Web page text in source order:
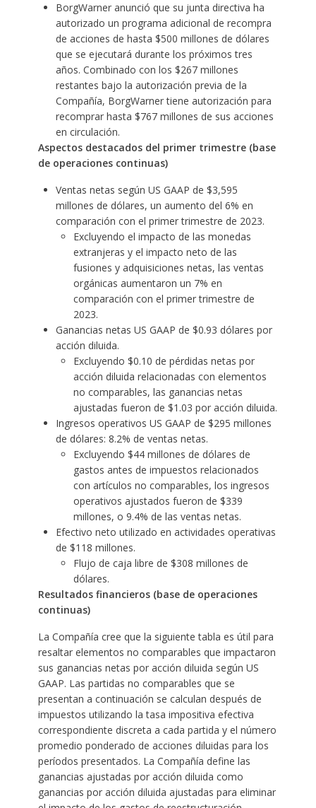
BorgWarner anunció que su junta directiva ha
autorizado un programa adicional de recompra
de acciones de hasta $500 millones de dólares
que se ejecutará durante los próximos tres
años. Combinado con los $267 millones
restantes bajo la autorización previa de la
Compañía, BorgWarner tiene autorización para
recomprar hasta $767 millones de sus acciones
en circulación.
Aspectos destacados del primer trimestre (base
de operaciones continuas)
Ventas netas según US GAAP de $3,595
millones de dólares, un aumento del 6% en
comparación con el primer trimestre de 2023.
Excluyendo el impacto de las monedas
extranjeras y el impacto neto de las
fusiones y adquisiciones netas, las ventas
orgánicas aumentaron un 7% en
comparación con el primer trimestre de
2023.
Ganancias netas US GAAP de $0.93 dólares por
acción diluida.
Excluyendo $0.10 de pérdidas netas por
acción diluida relacionadas con elementos
no comparables, las ganancias netas
ajustadas fueron de $1.03 por acción diluida.
Ingresos operativos US GAAP de $295 millones
de dólares: 8.2% de ventas netas.
Excluyendo $44 millones de dólares de
gastos antes de impuestos relacionados
con artículos no comparables, los ingresos
operativos ajustados fueron de $339
millones, o 9.4% de las ventas netas.
Efectivo neto utilizado en actividades operativas
de $118 millones.
Flujo de caja libre de $308 millones de
dólares.
Resultados financieros (base de operaciones
continuas)
La Compañía cree que la siguiente tabla es útil para
resaltar elementos no comparables que impactaron
sus ganancias netas por acción diluida según US
GAAP. Las partidas no comparables que se
presentan a continuación se calculan después de
impuestos utilizando la tasa impositiva efectiva
correspondiente discreta a cada partida y el número
promedio ponderado de acciones diluidas para los
períodos presentados. La Compañía define las
ganancias ajustadas por acción diluida como
ganancias por acción diluida ajustadas para eliminar